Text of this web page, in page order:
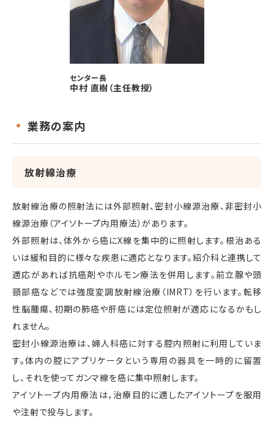
センター長
中村 直樹 （主任教授）
業務の案内
放射線治療
放射線治療の照射法には外部照射、密封小線源治療、非密封小
線源治療（アイソトープ内用療法）があります。
外部照射は、体外から癌にX線を集中的に照射します。根治ある
いは緩和目的に様々な疾患に適応となります。紹介科と連携して
適応があれば抗癌剤やホルモン療法を併用します。前立腺や頭
頸部癌などでは強度変調放射線治療（IMRT）を行います。転移
性脳腫瘍、初期の肺癌や肝癌には定位照射が適応になるかもし
れません。
密封小線源治療は、婦人科癌に対する腔内照射に利用していま
す。体内の腔にアプリケータという専用の器具を一時的に留置
し、それを使ってガンマ線を癌に集中照射します。
アイソトープ内用療法は，治療目的に適したアイソトープを服用
や注射で投与します。